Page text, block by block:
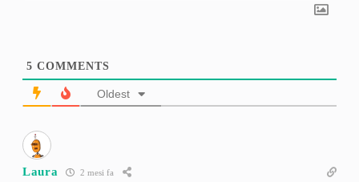
5 COMMENTS
Oldest
Laura 2 mesi fa